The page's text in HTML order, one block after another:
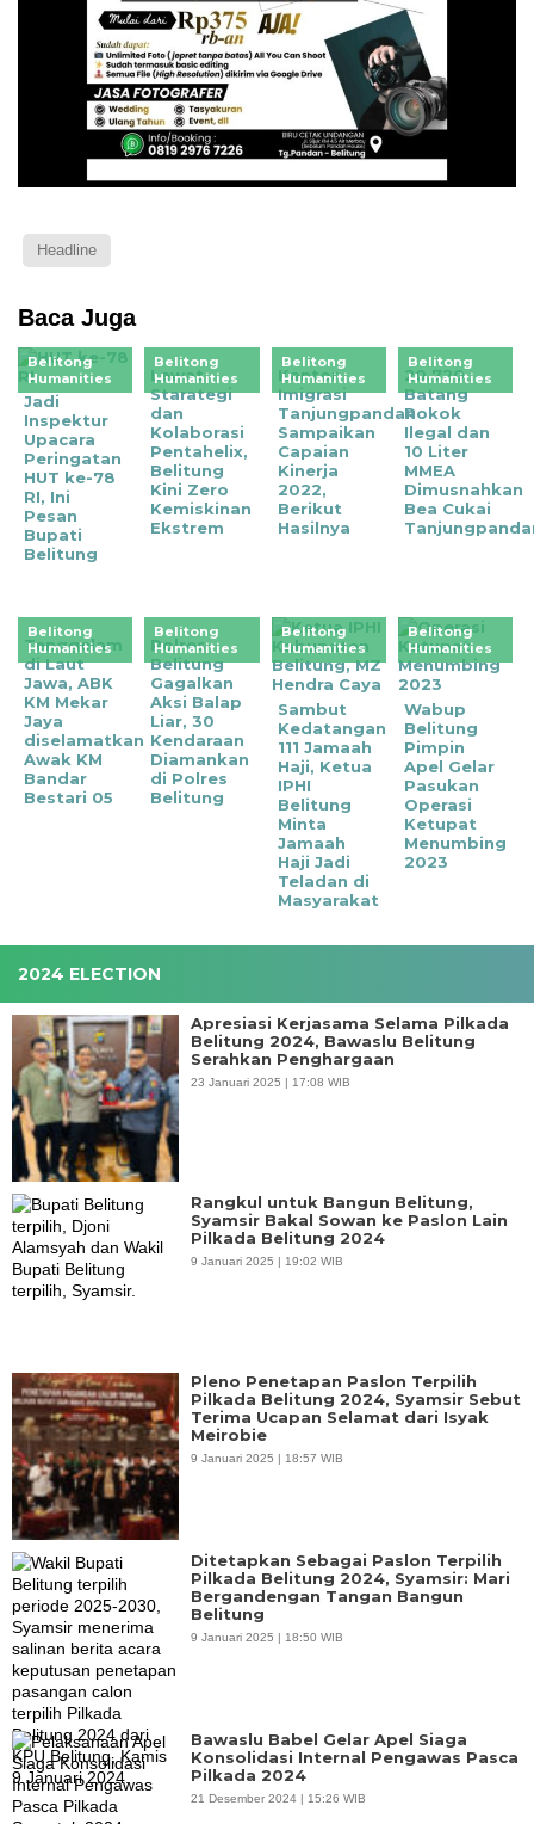
Headline
Baca Juga
Belitong
Humanities
Jadi
Inspektur
Upacara
Peringatan
HUT ke-78
RI, Ini
Pesan
Bupati
Belitung
Belitong
Humanities
Lewat
Starategi
dan
Kolaborasi
Pentahelix,
Belitung
Kini Zero
Kemiskinan
Ekstrem
Belitong
Humanities
Kantor
Imigrasi
Tanjungpandan
Sampaikan
Capaian
Kinerja
2022,
Berikut
Hasilnya
Belitong
Humanities
20.720
Batang
Rokok
Ilegal dan
10 Liter
MMEA
Dimusnahkan
Bea Cukai
Belitong
Humanities
Tenggelam
di Laut
Jawa, ABK
KM Mekar
Jaya
diselamatkan
Awak KM
Bandar
Bestari 05
Belitong
Humanities
Polres
Belitung
Gagalkan
Aksi Balap
Liar, 30
Kendaraan
Diamankan
di Polres
Belitung
Belitong
Humanities
Sambut
Kedatangan
111 Jamaah
Haji, Ketua
IPHI
Belitung
Minta
Jamaah
Haji Jadi
Teladan di
Masyarakat
Belitong
Humanities
Wabup
Belitung
Pimpin
Apel Gelar
Pasukan
Operasi
Ketupat
Menumbing
2023
2024 ELECTION
Apresiasi Kerjasama Selama Pilkada
Belitung 2024, Bawaslu Belitung
Serahkan Penghargaan
23 Januari 2025 | 17:08 WIB
Rangkul untuk Bangun Belitung,
Syamsir Bakal Sowan ke Paslon Lain
Pilkada Belitung 2024
9 Januari 2025 | 19:02 WIB
Pleno Penetapan Paslon Terpilih
Pilkada Belitung 2024, Syamsir Sebut
Terima Ucapan Selamat dari Isyak
Meirobie
9 Januari 2025 | 18:57 WIB
Ditetapkan Sebagai Paslon Terpilih
Pilkada Belitung 2024, Syamsir: Mari
Bergandengan Tangan Bangun
Belitung
9 Januari 2025 | 18:50 WIB
Bawaslu Babel Gelar Apel Siaga
Konsolidasi Internal Pengawas Pasca
Pilkada 2024
21 Desember 2024 | 15:26 WIB